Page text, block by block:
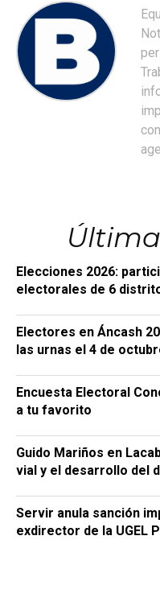
Elecciones 2026:
electorales de 6
Electores en Áncash
las urnas el 4 de
Encuesta Electoral
a tu favorito
Guido Mariños en
vial y el desarrollo del
Servir anula sanción
exdirector de la UGEL